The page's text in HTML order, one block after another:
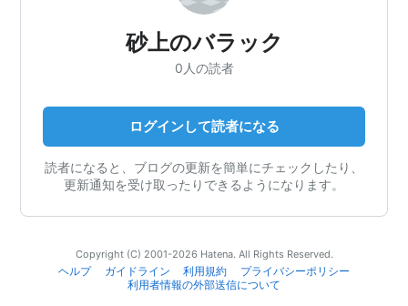
砂上のバラック
0人の読者
ログインして読者になる
読者になると、ブログの更新を簡単にチェックしたり、
更新通知を受け取ったりできるようになります。
Copyright (C) 2001-2026 Hatena. All Rights Reserved.
ヘルプ
ガイドライン 利用規約
プライバシーポリシー
利用者情報の外部送信について